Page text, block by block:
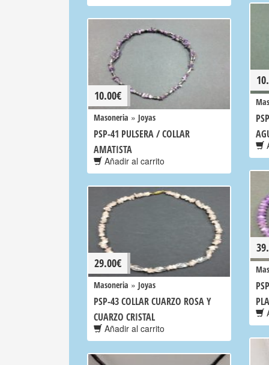
10.00€
Masoneria » Joyas
PSP-41 PULSERA / COLLAR
AMATISTA
Añadir al carrito
29.00€
Masoneria » Joyas
PSP-43 COLLAR CUARZO ROSA Y
CUARZO CRISTAL
Añadir al carrito